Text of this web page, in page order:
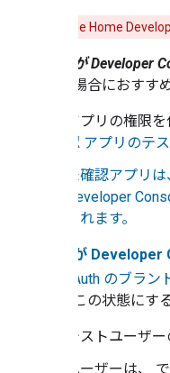
Google Home
アプリがDeveloper
トする場合におすす
アプリの権限
認 アプリのテ
未確認アプリ
Developer
されます。
アプリが Developer
れ、 OAuth のブラン
には、この状態にす
テストユーザ
ユーザーは、